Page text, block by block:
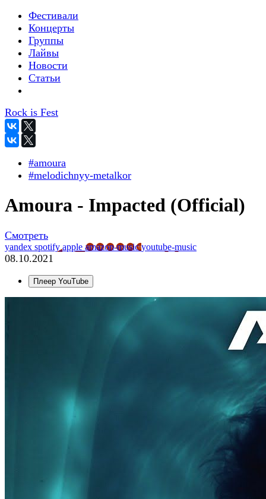
Фестивали
Концерты
Группы
Лайвы
Новости
Статьи
Rock is Fest
#amoura
#melodichnyy-metalkor
Amoura - Impacted (Official)
Смотреть
yandex spotifyapple amazon-musicyoutube-music
08.10.2021
Плеер YouTube